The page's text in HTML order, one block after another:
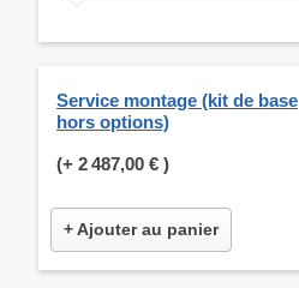
Service montage (kit de base
hors options)
(+ 2 487,00 € )
+ Ajouter au panier